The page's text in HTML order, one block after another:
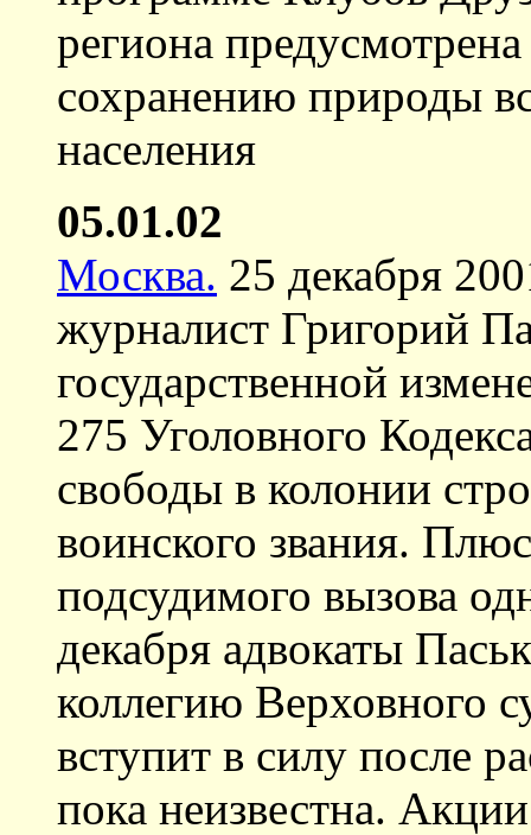
региона
сохранению природы
населения
05.01.02
Москва. 25 декабря
журналист Григорий
государственной
275 Уголовного
свободы в колонии
воинского звания.
подсудимого вызова
декабря адвокаты
коллегию Верховного
вступит в силу после
пока неизвестна.